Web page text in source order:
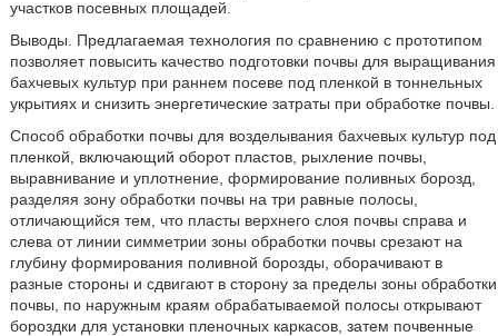
участков посевных площадей.
Выводы. Предлагаемая технология по сравнению с прототипом
позволяет повысить качество подготовки почвы для выращивания
бахчевых культур при раннем посеве под пленкой в тоннельных
укрытиях и снизить энергетические затраты при обработке почвы.
Способ обработки почвы для возделывания бахчевых культур под
пленкой, включающий оборот пластов, рыхление почвы,
выравнивание и уплотнение, формирование поливных борозд,
разделяя зону обработки почвы на три равные полосы,
отличающийся тем, что пласты верхнего слоя почвы справа и
слева от линии симметрии зоны обработки почвы срезают на
глубину формирования поливной борозды, оборачивают в
разные стороны и сдвигают в сторону за пределы зоны обработки
почвы, по наружным краям обрабатываемой полосы открывают
бороздки для установки пленочных каркасов, затем почвенные